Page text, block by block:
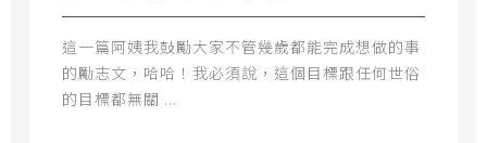
這一篇阿姨我鼓勵大家不管幾歲都能完成想做的事
的勵志文，哈哈！我必須說，這個目標跟任何世俗
的目標都無關 ...